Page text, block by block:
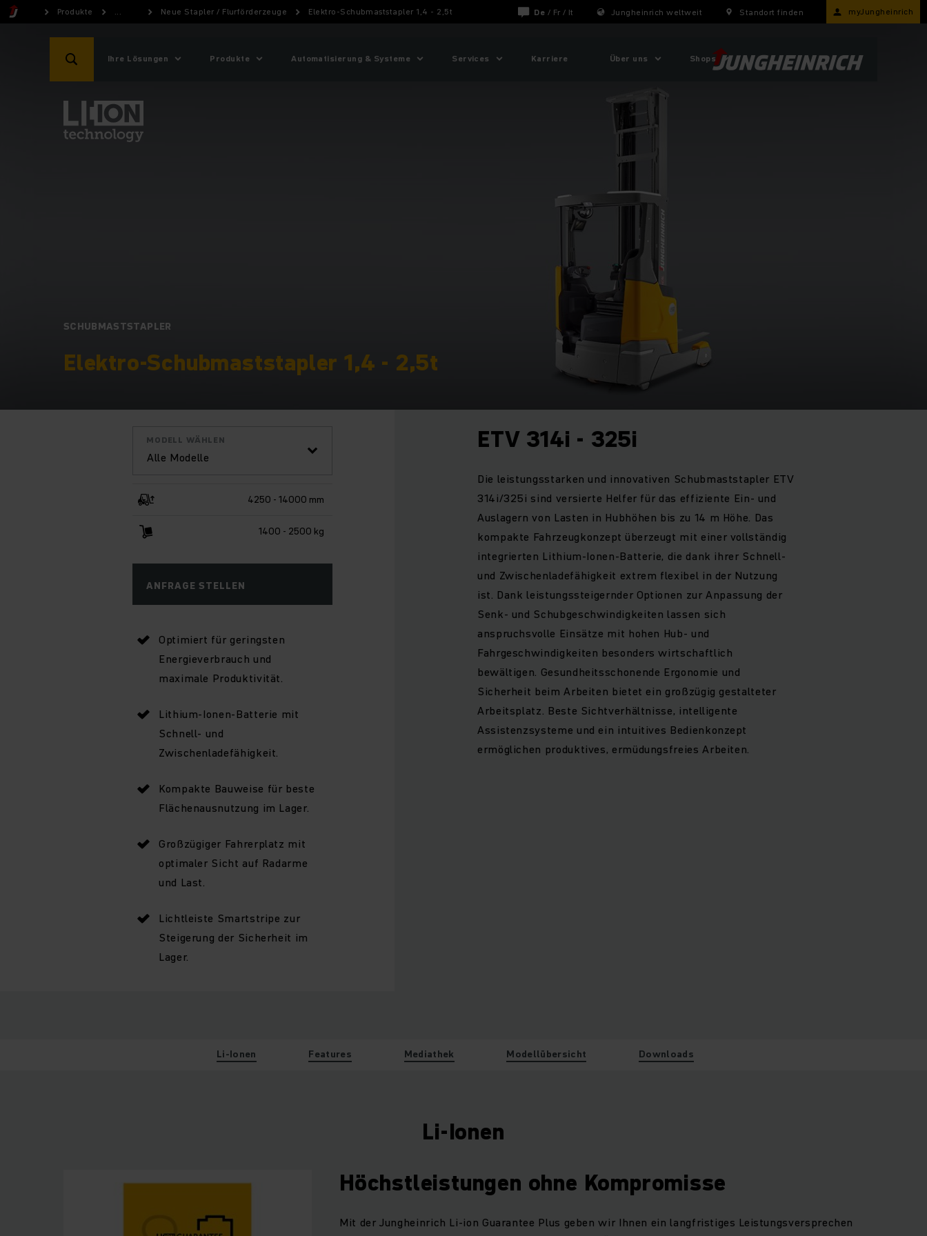
Produkte ... Neue Stapler / Flurförderzeuge Elektro-Schubmaststapler 1,4 - 2,5t De / Fr / It Jungheinrich weltweit Standort finden myJungheinrich
Ihre Lösungen Produkte Automatisierung & Systeme Services Karriere Über uns Shops
SCHUBMASTSTAPLER
Elektro-Schubmaststapler 1,4 - 2,5t
Alle Modelle
MODELL WÄHLEN
4250 - 14000 mm
1400 - 2500 kg
ANFRAGE STELLEN
Optimiert für geringsten
Energieverbrauch und
maximale Produktivität.
Lithium-Ionen-Batterie mit
Schnell- und
Zwischenladefähigkeit.
Kompakte Bauweise für beste
Flächenausnutzung im Lager.
Großzügiger Fahrerplatz mit
optimaler Sicht auf Radarme
und Last.
Lichtleiste Smartstripe zur
Steigerung der Sicherheit im
Lager.
ETV 314i - 325i
Die leistungsstarken und innovativen Schubmaststapler ETV
314i/325i sind versierte Helfer für das effiziente Ein- und
Auslagern von Lasten in Hubhöhen bis zu 14 m Höhe. Das
kompakte Fahrzeugkonzept überzeugt mit einer vollständig
integrierten Lithium-Ionen-Batterie, die dank ihrer Schnell-
und Zwischenladefähigkeit extrem flexibel in der Nutzung
ist. Dank leistungssteigernder Optionen zur Anpassung der
Senk- und Schubgeschwindigkeiten lassen sich
anspruchsvolle Einsätze mit hohen Hub- und
Fahrgeschwindigkeiten besonders wirtschaftlich
bewältigen. Gesundheitsschonende Ergonomie und
Sicherheit beim Arbeiten bietet ein großzügig gestalteter
Arbeitsplatz. Beste Sichtverhältnisse, intelligente
Assistenzsysteme und ein intuitives Bedienkonzept
ermöglichen produktives, ermüdungsfreies Arbeiten.
Li-Ionen Features Mediathek Modellübersicht Downloads
Li-Ionen
Höchstleistungen ohne Kompromisse
Mit der Jungheinrich Li-ion Guarantee Plus geben wir Ihnen ein langfristiges Leistungsversprechen